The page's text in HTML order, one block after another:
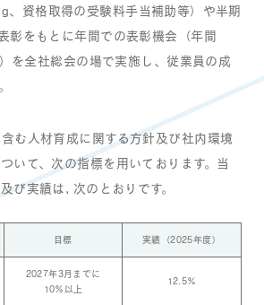
、資格取得の受験料手当補助等）や半期
彰をもとに年間での表彰機会（年間
を全社総会の場で実施し、従業員の成
む人材育成に関する方針及び社内環境
いて、次の指標を用いております。当
び実績は, 次のとおりです。
目標 実績（2025年度）
2027年3月までに
10%以上
12.5％